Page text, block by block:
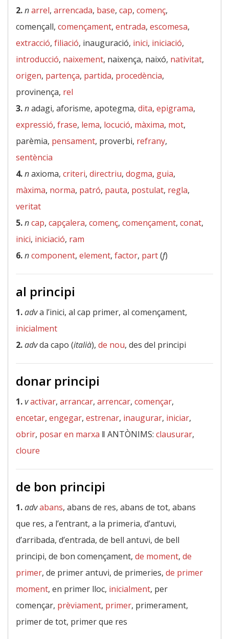
2.narrel, arrencada, base, cap, començ,
començall, començament, entrada, escomesa,
extracció, filiació, inauguració, inici, iniciació,
introducció, naixement, naixença, naixó, nativitat,
origen, partença, partida, procedència,
provinença, rel
3.nadagi, aforisme, apotegma, dita, epigrama,
expressió, frase, lema, locució, màxima, mot,
parèmia, pensament, proverbi, refrany,
sentència
4.naxioma, criteri, directriu, dogma, guia,
màxima, norma, patró, pauta, postulat, regla,
veritat
5.ncap, capçalera, començ, començament, conat,
inici, iniciació, ram
6.ncomponent, element, factor, part(f)
al principi
1.adva l’inici, al cap primer, al començament,
inicialment
2.advda capo (italià), de nou, des del principi
donar principi
1.vactivar, arrancar, arrencar, començar,
encetar, engegar, estrenar, inaugurar, iniciar,
obrir, posar en marxa ‖ ANTÒNIMS: clausurar,
cloure
de bon principi
1.advabans, abans de res, abans de tot, abans
que res, a l’entrant, a la primeria, d’antuvi,
d’arribada, d’entrada, de bell antuvi, de bell
principi, de bon començament, de moment, de
primer, de primer antuvi, de primeries, de primer
moment, en primer lloc, inicialment, per
començar, prèviament, primer, primerament,
primer de tot, primer que res